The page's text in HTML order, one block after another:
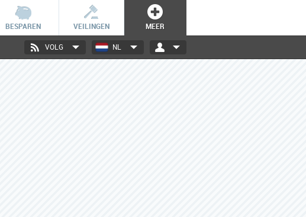
BESPAREN VEILINGEN MEER
NL
VOLG